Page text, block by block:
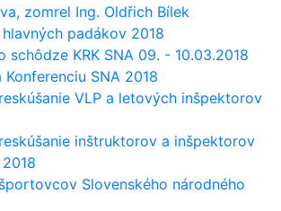
zomrel Ing. Oldřich Bílek
padákov 2018
schôdze KRK SNA 09. - 10.03.2018
Konferenciu SNA 2018
VLP a letových inšpektorov
inštruktorov a inšpektorov
Slovenského národného